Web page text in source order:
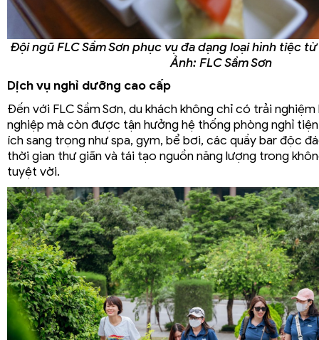
Đội ngũ FLC Sầm Sơn phục vụ đa dạng loại hình tiệc
Ảnh: FLC Sầm Sơn
Dịch vụ nghỉ dưỡng cao cấp
Đến với FLC Sầm Sơn, du khách không chỉ có trải
nghiệp mà còn được tận hưởng hệ thống phòng nghỉ
ích sang trọng như spa, gym, bể bơi, các quầy bar độc
thời gian thư giãn và tái tạo nguồn năng lượng trong
tuyệt vời.